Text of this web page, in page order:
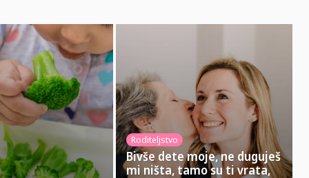
Roditeljstvo
Bivše dete moje, ne duguješ
mi ništa, tamo su ti vrata,